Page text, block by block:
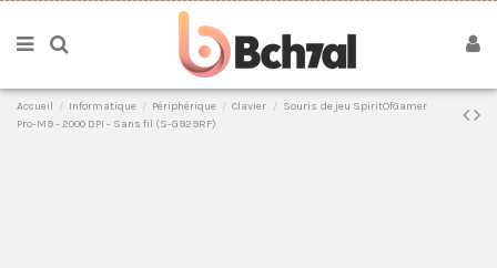
Accueil Informatique Périphérique Clavier
Souris de jeu SpiritOfGamer
Pro-M9 - 2000 DPI - Sans fil (S-G929RF)